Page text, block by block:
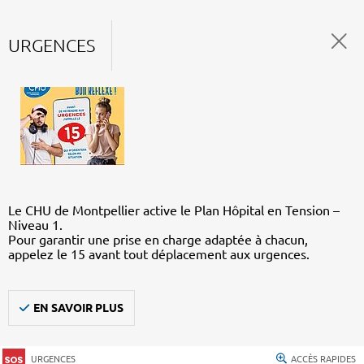
URGENCES
Le CHU de Montpellier active le Plan Hôpital en Tension –
Niveau 1.
Pour garantir une prise en charge adaptée à chacun,
appelez le 15 avant tout déplacement aux urgences.
EN SAVOIR PLUS
URGENCES ACCÈS RAPIDES